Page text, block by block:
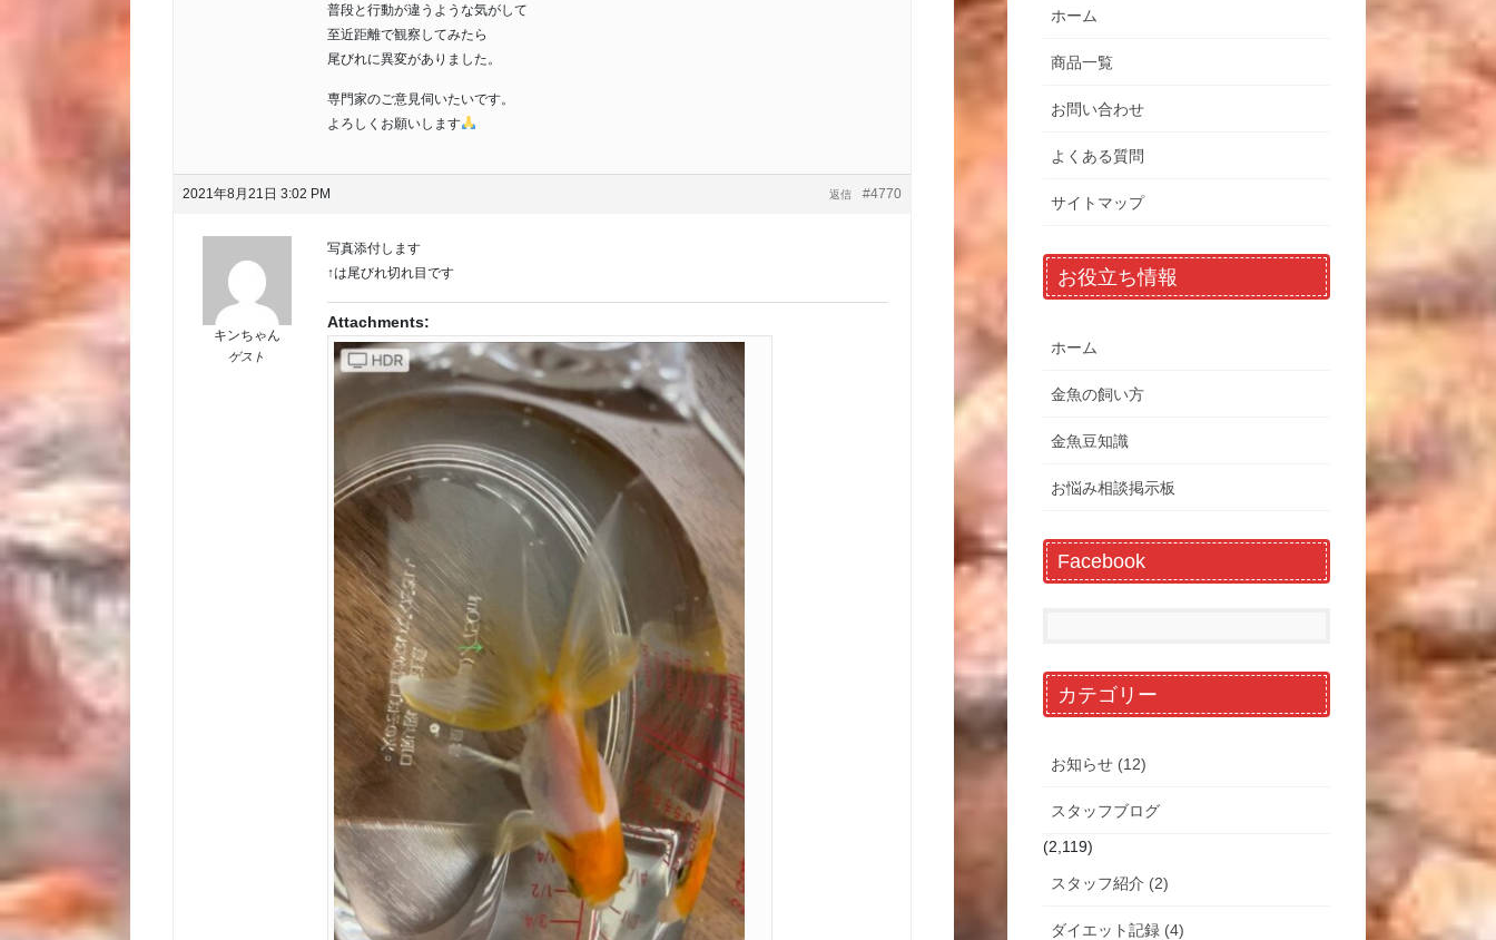
普段と行動が違うような気がして
至近距離で観察してみたら
尾びれに異変がありました。
専門家のご意見伺いたいです。
よろしくお願いします
2021年8月21日 3:02 PM #4770
返信
キンちゃん
ゲスト
写真添付します
↑は尾びれ切れ目です
Attachments:
ホーム
商品一覧
お問い合わせ
よくある質問
サイトマップ
お役立ち情報
ホーム
金魚の飼い方
金魚豆知識
お悩み相談掲示板
Facebook
カテゴリー
お知らせ (12)
スタッフブログ
(2,119)
スタッフ紹介 (2)
ダイエット記録 (4)